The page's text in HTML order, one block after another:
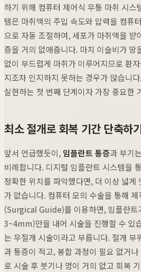
하기 위해 컴퓨터 제어식 무통 마취 시스
템은 마취액의 주입 속도와 압력을 컴퓨
으로 자동 조절하여, 세포가 마취액을 받
증을 거의 없애줍니다. 마치 이슬비가 땅
없이 부드럽게 마취가 이루어지므로 환
지조차 인지하지 못하는 경우가 많습니
실현하는 첫 번째 단계이자 가장 중요한
최소 절개로 회복 기간 단축하
앞서 언급했듯이, 임플란트 통증과 부기
비례합니다. 디지털 임플란트 시스템을
정확한 위치를 파악했다면, 더 이상 넓게
가 없습니다. 컴퓨터 모의 수술을 통해
(Surgical Guide)를 이용하면, 임플란트
3~4mm)만을 내어 시술을 진행할 수 있
는 무절개 시술이라고 부릅니다. 절개 부
과 통증이 적고, 봉합 과정이 필요 없거
로 시술 후 붓기나 멍이 거의 없고 회복